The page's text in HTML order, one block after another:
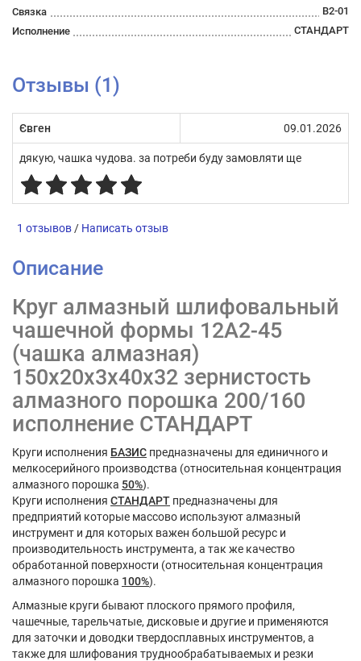
Связка
В2-01
Исполнение
СТАНДАРТ
Отзывы (1)
Євген 09.01.2026
дякую, чашка чудова. за потреби буду замовляти ще
1 отзывов / Написать отзыв
Описание
Круг алмазный шлифовальный
чашечной формы 12А2-45
(чашка алмазная)
150х20х3х40х32 зернистость
алмазного порошка 200/160
исполнение СТАНДАРТ
Круги исполнения БАЗИС предназначены для единичного и
мелкосерийного производства (относительная концентрация
алмазного порошка 50%).
Круги исполнения СТАНДАРТ предназначены для
предприятий которые массово используют алмазный
инструмент и для которых важен большой ресурс и
производительность инструмента, а так же качество
обработанной поверхности (относительная концентрация
алмазного порошка 100%).
Алмазные круги бывают плоского прямого профиля,
чашечные, тарельчатые, дисковые и другие и применяются
для заточки и доводки твердосплавных инструментов, а
также для шлифования труднообрабатываемых и резки